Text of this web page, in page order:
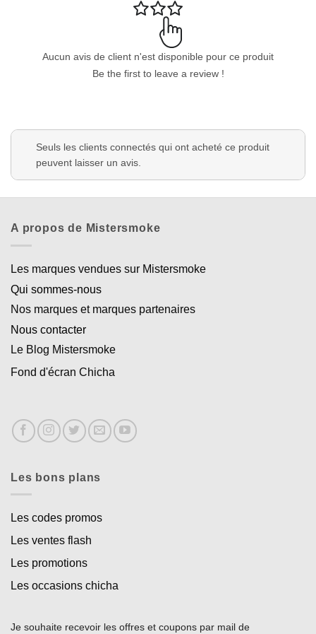
Aucun avis de client n'est disponible pour ce produit
Be the first to leave a review !
Seuls les clients connectés qui ont acheté ce produit
peuvent laisser un avis.
A propos de Mistersmoke
Les marques vendues sur Mistersmoke
Qui sommes-nous
Nos marques et marques partenaires
Nous contacter
Le Blog Mistersmoke
Fond d'écran Chicha
Les bons plans
Les codes promos
Les ventes flash
Les promotions
Les occasions chicha
Je souhaite recevoir les offres et coupons par mail de